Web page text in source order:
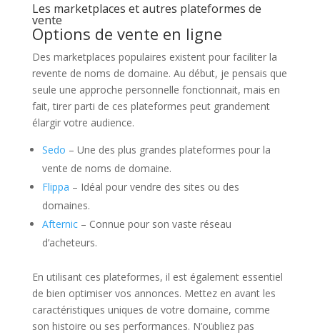
Les marketplaces et autres plateformes de
vente
Options de vente en ligne
Des marketplaces populaires existent pour faciliter la
revente de noms de domaine. Au début, je pensais que
seule une approche personnelle fonctionnait, mais en
fait, tirer parti de ces plateformes peut grandement
élargir votre audience.
Sedo – Une des plus grandes plateformes pour la
vente de noms de domaine.
Flippa – Idéal pour vendre des sites ou des
domaines.
Afternic– Connue pour son vaste réseau
d’acheteurs.
En utilisant ces plateformes, il est également essentiel
de bien optimiser vos annonces. Mettez en avant les
caractéristiques uniques de votre domaine, comme
son histoire ou ses performances. N’oubliez pas